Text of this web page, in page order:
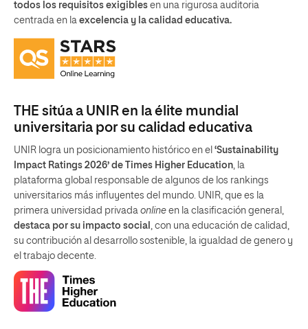
todos los requisitos exigibles en una rigurosa auditoria
centrada en la excelencia y la calidad educativa.
THE sitúa a UNIR en la élite mundial
universitaria por su calidad educativa
UNIR logra un posicionamiento histórico en el ‘Sustainability
Impact Ratings 2026’ de Times Higher Education, la
plataforma global responsable de algunos de los rankings
universitarios más influyentes del mundo. UNIR, que es la
primera universidad privada online en la clasificación general,
destaca por su impacto social , con una educación de calidad,
su contribución al desarrollo sostenible, la igualdad de genero y
el trabajo decente.